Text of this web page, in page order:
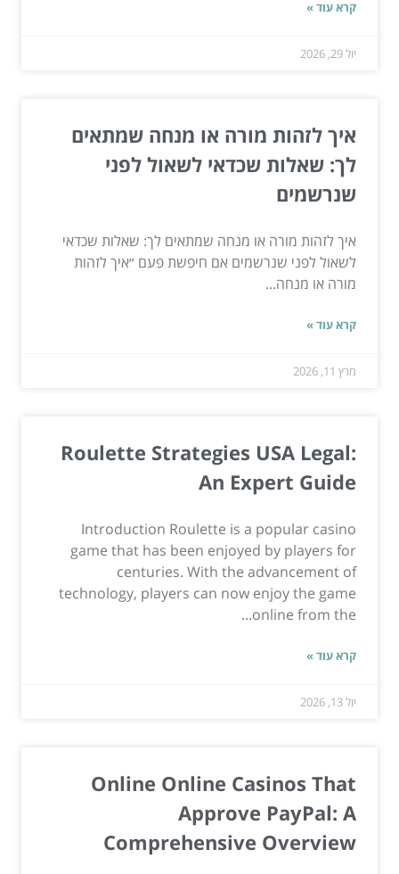
קרא עוד »
יול 29, 2026
איך לזהות מורה או מנחה שמתאים
לך: שאלות שכדאי לשאול לפני
שנרשמים
איך לזהות מורה או מנחה שמתאים לך: שאלות שכדאי
לשאול לפני שנרשמים אם חיפשת פעם ״איך לזהות
מורה או מנחה...
קרא עוד »
מרץ 11, 2026
Roulette Strategies USA Legal:
An Expert Guide
Introduction Roulette is a popular casino
game that has been enjoyed by players for
centuries. With the advancement of
technology, players can now enjoy the game
online from the...
קרא עוד »
יול 13, 2026
Online Online Casinos That
Approve PayPal: A
Comprehensive Overview